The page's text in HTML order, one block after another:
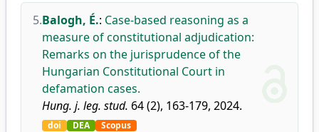
5.Balogh, É.: Case-based reasoning as a
measure of constitutional adjudication:
Remarks on the jurisprudence of the
Hungarian Constitutional Court in
defamation cases.
Hung. j. leg. stud. 64 (2), 163-179, 2024.
doi DEA Scopus